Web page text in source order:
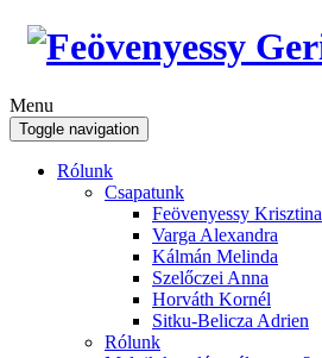
Menu
Toggle navigation
Rólunk
Csapatunk
Feövenyessy Krisztina
Varga Alexandra
Kálmán Melinda
Szelőczei Anna
Horváth Kornél
Sitku-Belicza Adrien
Rólunk